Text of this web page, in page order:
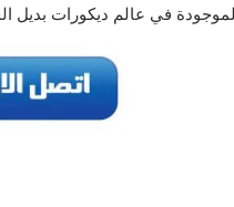
في عالم ديكورات بديل